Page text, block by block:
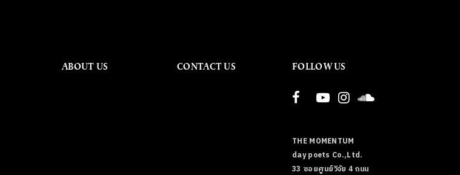
ABOUT US CONTACT US FOLLOW US
THE MOMENTUM
day poets Co.,Ltd.
33 ซอยศูนย์วิจัย 4 ถนน